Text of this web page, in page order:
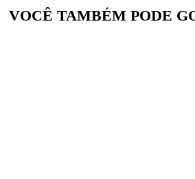
VOCÊ TAMBÉM PODE